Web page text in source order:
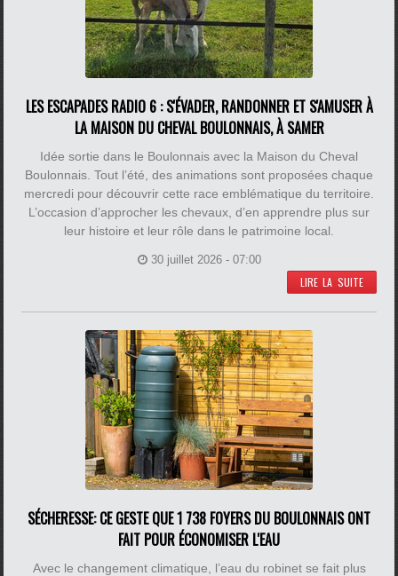
LES ESCAPADES RADIO 6 : S'ÉVADER, RANDONNER ET S'AMUSER À
LA MAISON DU CHEVAL BOULONNAIS, À SAMER
Idée sortie dans le Boulonnais avec la Maison du Cheval
Boulonnais. Tout l’été, des animations sont proposées chaque
mercredi pour découvrir cette race emblématique du territoire.
L’occasion d’approcher les chevaux, d’en apprendre plus sur
leur histoire et leur rôle dans le patrimoine local.
30 juillet 2026 - 07:00
LIRE LA SUITE
SÉCHERESSE: CE GESTE QUE 1 738 FOYERS DU BOULONNAIS ONT
FAIT POUR ÉCONOMISER L'EAU
Avec le changement climatique, l’eau du robinet se fait plus